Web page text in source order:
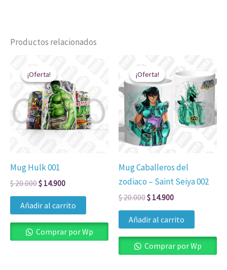
Productos relacionados
¡Oferta!
¡Oferta!
Mug Hulk 001
$20.000
original
era:
$ 20.000.
$ 14.900
actual
es:
$ 14.900.
Añadir al carrito
Comprar por Wp
¡Oferta!
¡Oferta!
Mug Caballeros del
zodiaco – Saint Seiya 002
$20.000
original
era:
$ 20.000.
$ 14.900
precio
actual
es:
$ 14.900.
Añadir al carrito
Comprar por Wp